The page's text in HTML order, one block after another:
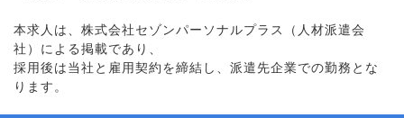
本求人は、株式会社セゾンパーソナルプラス（人材派遣会
社）による掲載であり、
採用後は当社と雇用契約を締結し、派遣先企業での勤務とな
ります。